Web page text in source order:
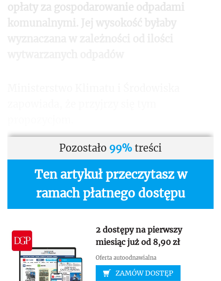
opłaty za gospodarowanie odpadami
Pozostało 99% treści
Ten artykuł przeczytasz w
ramach płatnego dostępu
2 dostępy na pierwszy
miesiąc już od 8,90 zł
Oferta autoodnawialna
ZAMÓW DOSTĘP